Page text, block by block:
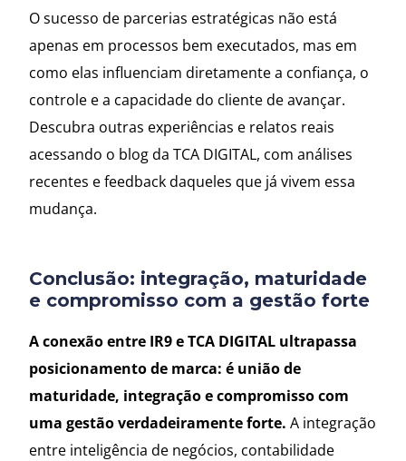
O sucesso de parcerias estratégicas não está
apenas em processos bem executados, mas em
como elas influenciam diretamente a confiança, o
controle e a capacidade do cliente de avançar.
Descubra outras experiências e relatos reais
acessando o blog da TCA DIGITAL, com análises
recentes e feedback daqueles que já vivem essa
mudança.
Conclusão: integração, maturidade
e compromisso com a gestão forte
A conexão entre IR9 e TCA DIGITAL ultrapassa
posicionamento de marca: é união de
maturidade, integração e compromisso com
uma gestão verdadeiramente forte. A integração
entre inteligência de negócios, contabilidade